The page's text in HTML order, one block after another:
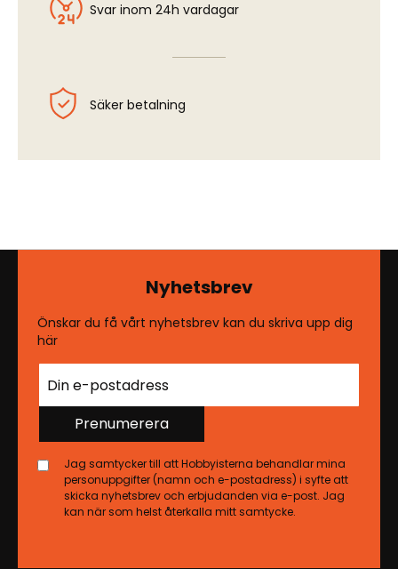
Svar inom 24h vardagar
Säker betalning
Nyhetsbrev
Önskar du få vårt nyhetsbrev kan du skriva upp dig
här
Prenumerera
Jag samtycker till att Hobbyisterna behandlar mina
personuppgifter (namn och e-postadress) i syfte att
skicka nyhetsbrev och erbjudanden via e-post. Jag
kan när som helst återkalla mitt samtycke.